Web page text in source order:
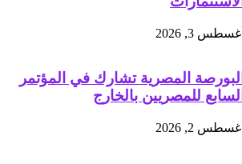
أغسطس 3, 2026
البورصة المصرية تشارك في المؤتمر
السابع للمصريين بالخارج
أغسطس 2, 2026